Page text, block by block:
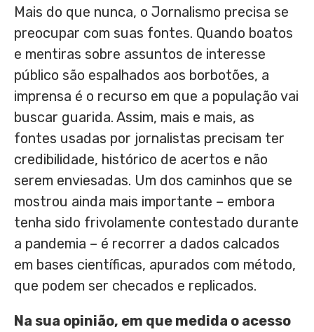
Mais do que nunca, o Jornalismo precisa se
preocupar com suas fontes. Quando boatos
e mentiras sobre assuntos de interesse
público são espalhados aos borbotões, a
imprensa é o recurso em que a população vai
buscar guarida. Assim, mais e mais, as
fontes usadas por jornalistas precisam ter
credibilidade, histórico de acertos e não
serem enviesadas. Um dos caminhos que se
mostrou ainda mais importante – embora
tenha sido frivolamente contestado durante
a pandemia – é recorrer a dados calcados
em bases científicas, apurados com método,
que podem ser checados e replicados.
Na sua opinião, em que medida o acesso